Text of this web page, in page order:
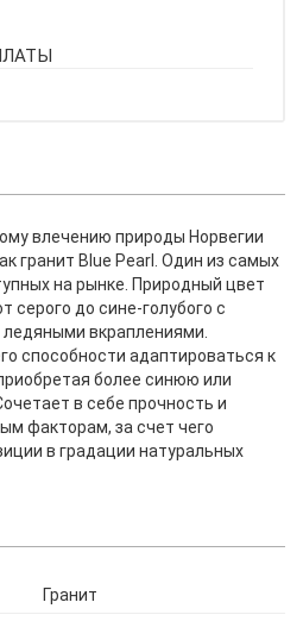
влечению природы Норвегии
гранит Blue Pearl. Один из самых
на рынке. Природный цвет
серого до сине-голубого с
вкраплениями.
способности адаптироваться к
более синюю или
в себе прочность и
факторам, за счет чего
в градации натуральных
Гранит